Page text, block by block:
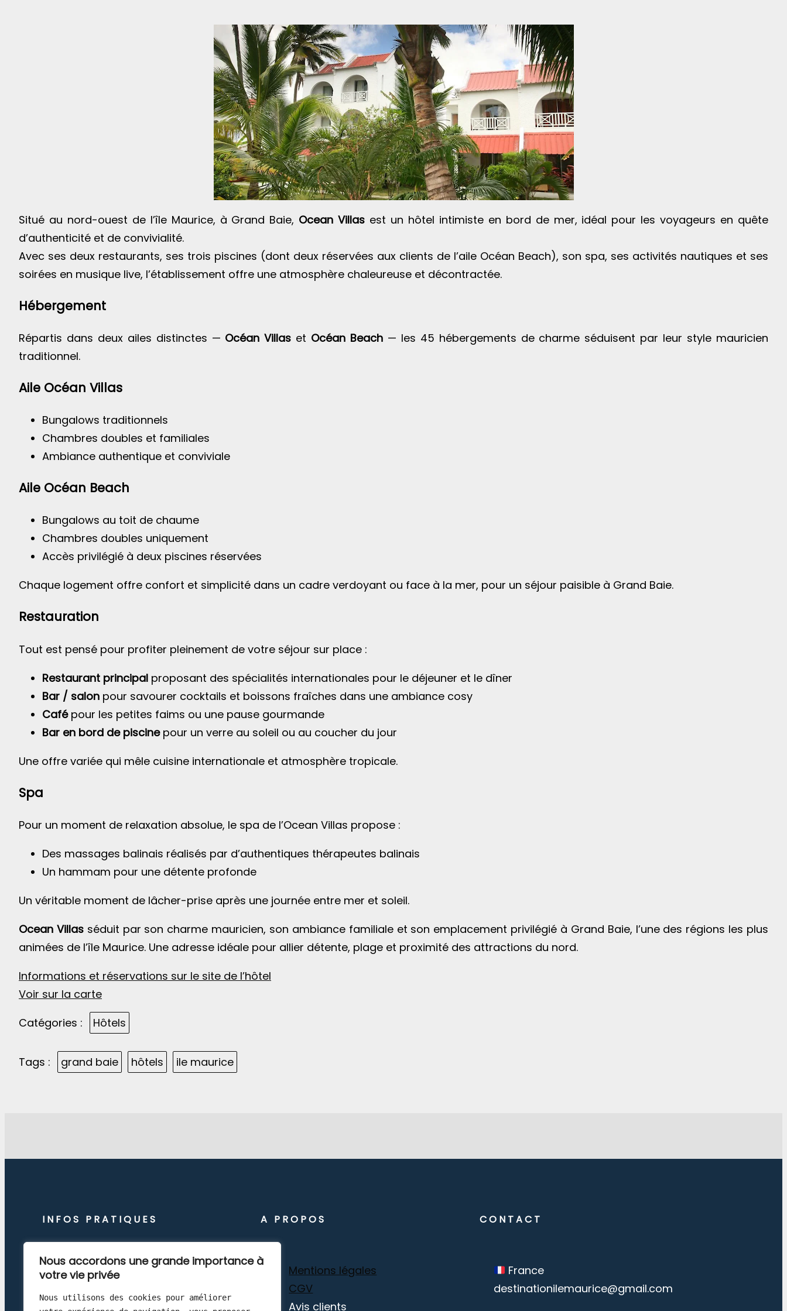
Nous accordons une grande importance à
votre vie privée
Nous utilisons des cookies pour améliorer
Situé au nord-ouest de l’île Maurice, à Grand Baie, Ocean Villas est un hôtel intimiste en bord de mer, idéal pour les voyageurs en quête
d’authenticité et de convivialité.
Avec ses deux restaurants, ses trois piscines (dont deux réservées aux clients de l’aile Océan Beach), son spa, ses activités nautiques et ses
soirées en musique live, l’établissement offre une atmosphère chaleureuse et décontractée.
Hébergement
Répartis dans deux ailes distinctes — Océan Villas et Océan Beach — les 45 hébergements de charme séduisent par leur style mauricien
traditionnel.
Aile Océan Villas
Bungalows traditionnels
Chambres doubles et familiales
Ambiance authentique et conviviale
Aile Océan Beach
Bungalows au toit de chaume
Chambres doubles uniquement
Accès privilégié à deux piscines réservées
Chaque logement offre confort et simplicité dans un cadre verdoyant ou face à la mer, pour un séjour paisible à Grand Baie.
Restauration
Tout est pensé pour profiter pleinement de votre séjour sur place :
Restaurant principal proposant des spécialités internationales pour le déjeuner et le dîner
Bar / salon pour savourer cocktails et boissons fraîches dans une ambiance cosy
Cafépour les petites faims ou une pause gourmande
Bar en bord de piscinepour un verre au soleil ou au coucher du jour
Une offre variée qui mêle cuisine internationale et atmosphère tropicale.
Spa
Pour un moment de relaxation absolue, le spa de l’Ocean Villas propose :
Des massages balinais réalisés par d’authentiques thérapeutes balinais
Un hammam pour une détente profonde
Un véritable moment de lâcher-prise après une journée entre mer et soleil.
Ocean Villasséduit par son charme mauricien, son ambiance familiale et son emplacement privilégié à Grand Baie, l’une des régions les plus
animées de l’île Maurice. Une adresse idéale pour allier détente, plage et proximité des attractions du nord.
Informations et réservations sur le site de l’hôtel
Voir sur la carte
Catégories :
Hôtels
Tags : grand baie hôtels ile maurice
INFOS PRATIQUES
Qui suis-je ?
Contactez-moi
A PROPOS
Mentions légales
CGV
Avis clients
CONTACT
France
destinationilemaurice@gmail.com